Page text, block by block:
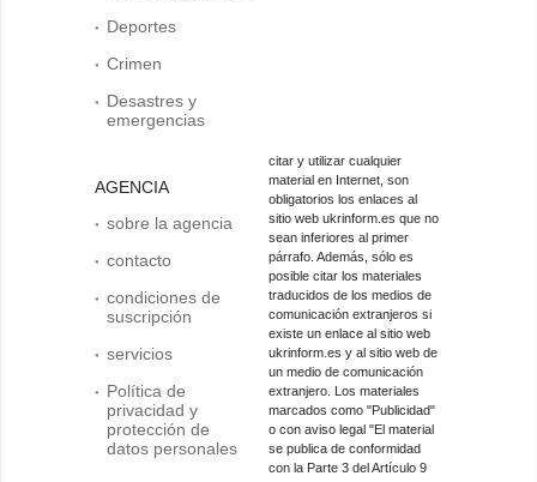
Deportes
Crimen
Desastres y
emergencias
AGENCIA
sobre la agencia
contacto
condiciones de
suscripción
servicios
Política de
privacidad y
protección de
datos personales
citar y utilizar cualquier
material en Internet, son
obligatorios los enlaces al
sitio web ukrinform.es que no
sean inferiores al primer
párrafo. Además, sólo es
posible citar los materiales
traducidos de los medios de
comunicación extranjeros si
existe un enlace al sitio web
ukrinform.es y al sitio web de
un medio de comunicación
extranjero. Los materiales
marcados como "Publicidad"
o con aviso legal "El material
se publica de conformidad
con la Parte 3 del Artículo 9